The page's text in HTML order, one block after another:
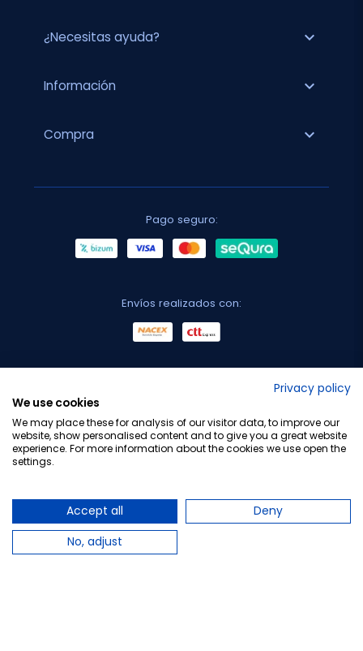
¿Necesitas ayuda? expand_more
Información expand_more
Compra expand_more
Pago seguro:
Envíos realizados con:
Privacy policy
We use cookies
We may place these for analysis of our visitor data, to improve our
website, show personalised content and to give you a great website
experience. For more information about the cookies we use open the
settings.
Accept all
Deny
No, adjust